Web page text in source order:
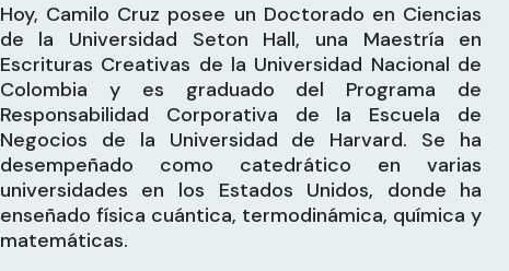
Hoy, Camilo Cruz posee un Doctorado en Ciencias
de la Universidad Seton Hall, una Maestría en
Escrituras Creativas de la Universidad Nacional de
Colombia y es graduado del Programa de
Responsabilidad Corporativa de la Escuela de
Negocios de la Universidad de Harvard. Se ha
desempeñado como catedrático en varias
universidades en los Estados Unidos, donde ha
enseñado física cuántica, termodinámica, química y
matemáticas.